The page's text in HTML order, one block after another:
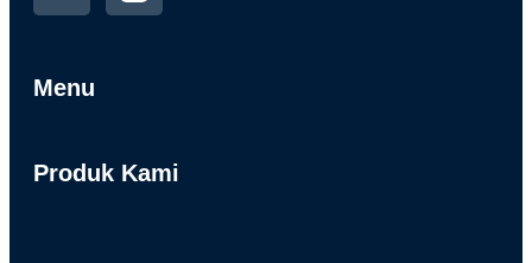
Menu
Produk Kami